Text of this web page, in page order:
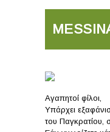
Aγαπητοί φίλοι,
Υπάρχει
του Παγκρατίου,